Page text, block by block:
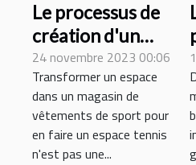
Le processus de
création d'un
espace tennis
dans un magasin
de vêtements de
sport
24 novembre 2023 00:06
Transformer un espace
dans un magasin de
vêtements de sport pour
en faire un espace tennis
n'est pas une...